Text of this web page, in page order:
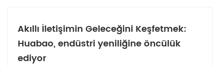
Akıllı İletişimin Geleceğini Keşfetmek:
Huabao, endüstri yeniliğine öncülük
ediyor